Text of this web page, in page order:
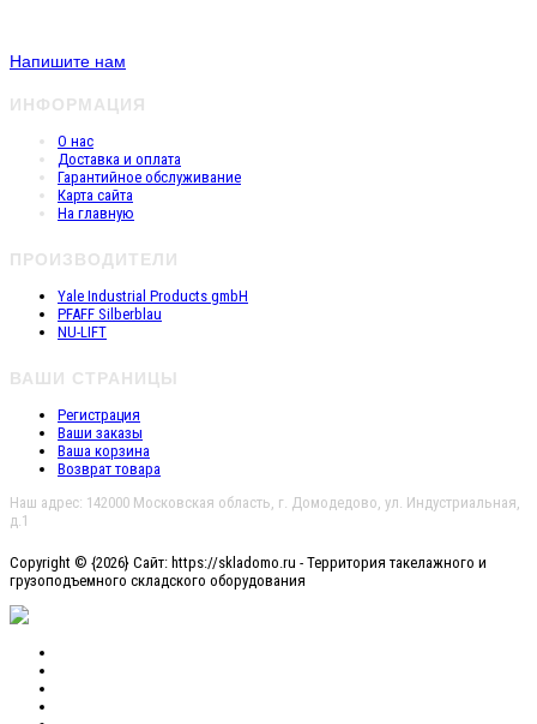
Напишите нам
ИНФОРМАЦИЯ
О нас
Доставка и оплата
Гарантийное обслуживание
Карта сайта
На главную
ПРОИЗВОДИТЕЛИ
Yale Industrial Products gmbH
PFAFF Silberblau
NU-LIFT
ВАШИ СТРАНИЦЫ
Регистрация
Ваши заказы
Ваша корзина
Возврат товара
Наш адрес: 142000 Московская область, г. Домодедово, ул. Индустриальная,
д.1
Copyright © {2026} Сайт: https://skladomo.ru - Территория такелажного и
грузоподъемного складского оборудования